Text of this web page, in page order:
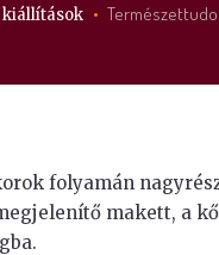
folyamán
makett, a